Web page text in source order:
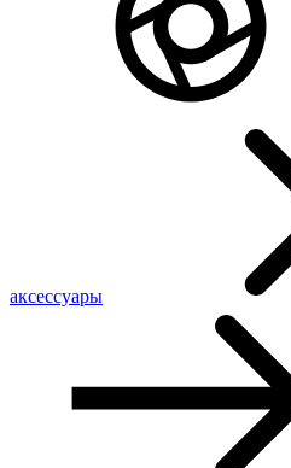
аксессуары